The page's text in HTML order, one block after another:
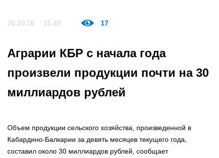
25.10.16 15:49 17
Аграрии КБР с начала года
произвели продукции почти на 30
миллиардов рублей
Объем продукции сельского хозяйства, произведенной в
Кабардино-Балкарии за девять месяцев текущего года,
составил около 30 миллиардов рублей, сообщает